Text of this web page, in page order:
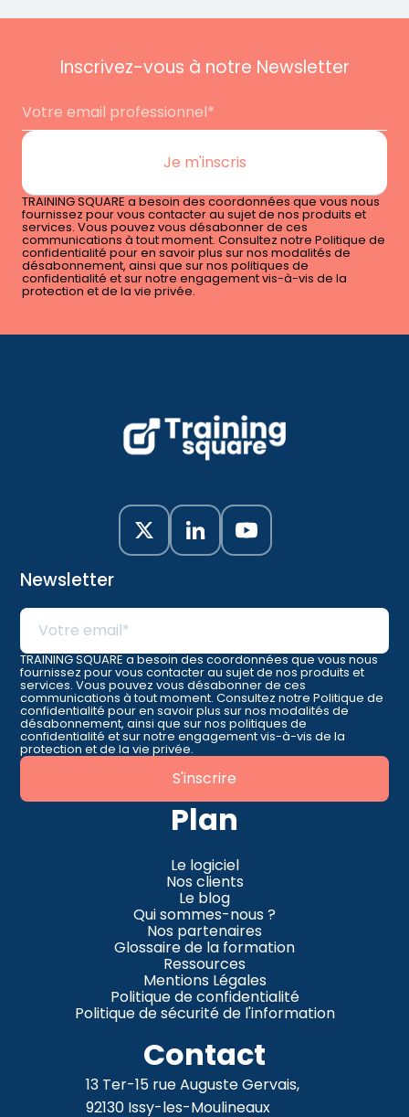
Inscrivez-vous à notre Newsletter
TRAINING SQUARE a besoin des coordonnées que vous nous
fournissez pour vous contacter au sujet de nos produits et
services. Vous pouvez vous désabonner de ces
communications à tout moment. Consultez notre Politique de
confidentialité pour en savoir plus sur nos modalités de
désabonnement, ainsi que sur nos politiques de
confidentialité et sur notre engagement vis-à-vis de la
protection et de la vie privée.
Newsletter
TRAINING SQUARE a besoin des coordonnées que vous nous
fournissez pour vous contacter au sujet de nos produits et
services. Vous pouvez vous désabonner de ces
communications à tout moment. Consultez notre Politique de
confidentialité pour en savoir plus sur nos modalités de
désabonnement, ainsi que sur nos politiques de
confidentialité et sur notre engagement vis-à-vis de la
protection et de la vie privée.
Plan
Le logiciel
Nos clients
Le blog
Qui sommes-nous ?
Nos partenaires
Glossaire de la formation
Ressources
Mentions Légales
Politique de confidentialité
Politique de sécurité de l'information
Contact
13 Ter-15 rue Auguste Gervais,
92130 Issy-les-Moulineaux